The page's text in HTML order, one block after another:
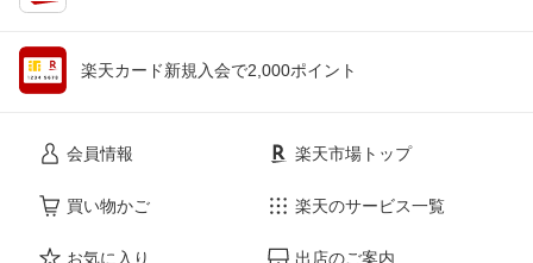
楽天カード新規入会で2,000ポイント
会員情報
買い物かご
お気に入り
楽天市場トップ
楽天のサービス一覧
出店のご案内